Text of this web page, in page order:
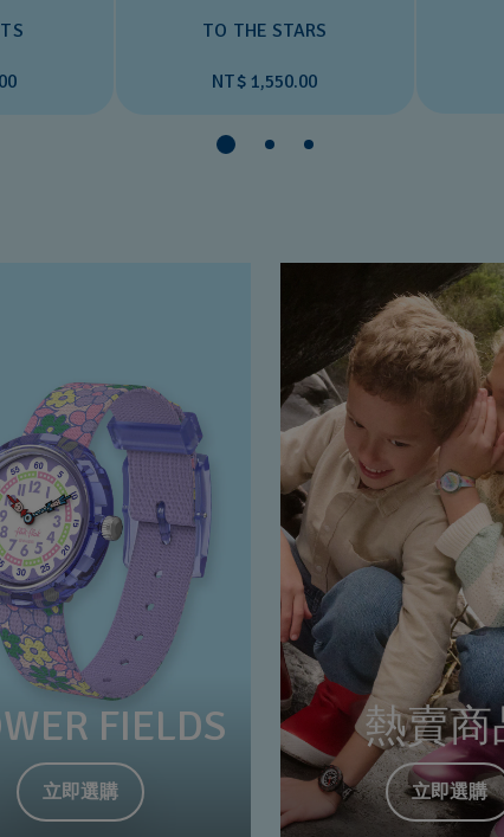
TO THE STARS
NT$ 1,550.00
FIELDS
立即選購
熱賣商
立即選購